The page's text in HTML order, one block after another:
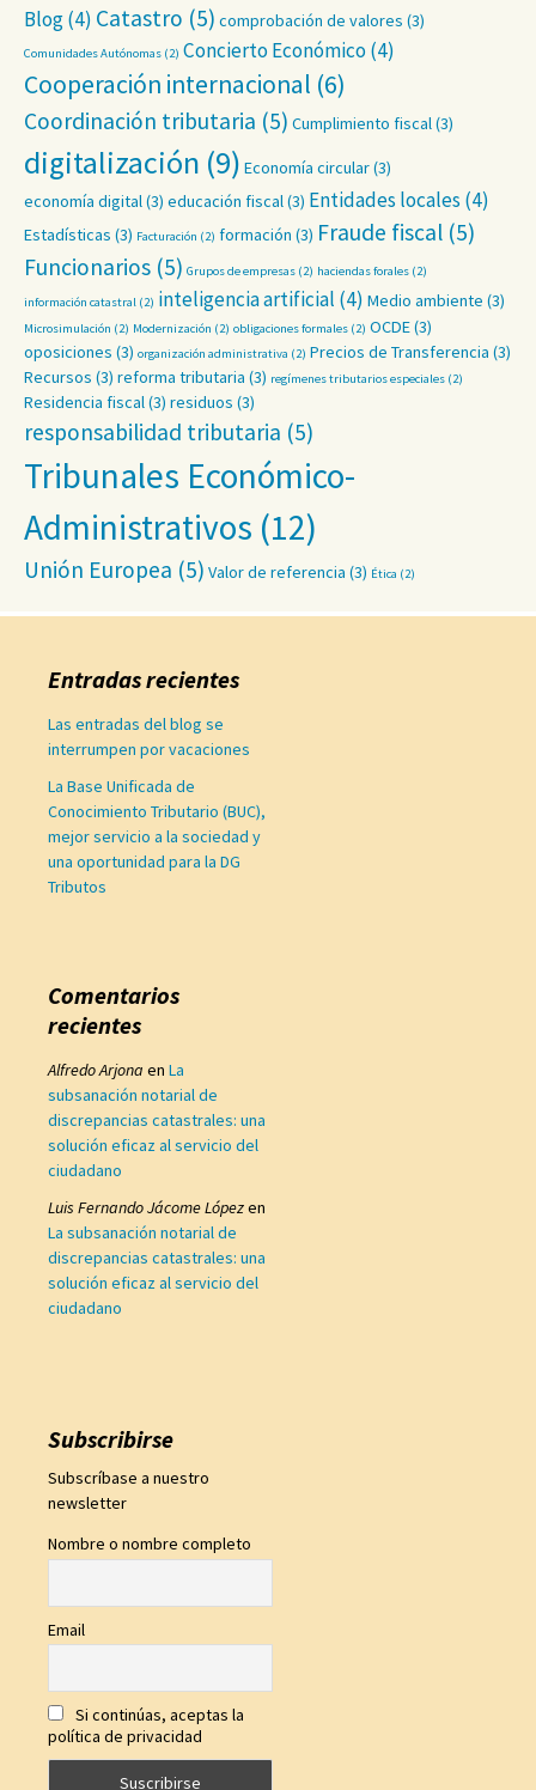
Blog(4) Catastro (5) comprobación de valores (3)
Comunidades Autónomas (2) Concierto Económico(4)
Cooperación internacional (6)
Coordinación tributaria (5) Cumplimiento fiscal(3)
digitalización (9) Economía circular(3)
economía digital(3) educación fiscal(3) Entidades locales (4)
Estadísticas (3) Facturación (2) formación (3) Fraude fiscal (5)
Funcionarios (5) Grupos de empresas (2) haciendas forales (2)
información catastral (2) inteligencia artificial (4) Medio ambiente (3)
Microsimulación (2) Modernización (2) obligaciones formales (2) OCDE(3)
oposiciones (3) organización administrativa (2) Precios de Transferencia (3)
Recursos (3) reforma tributaria (3) regímenes tributarios especiales (2)
Residencia fiscal(3) residuos (3)
responsabilidad tributaria (5)
Tribunales Económico-
Administrativos (12)
Unión Europea (5) Valor de referencia (3) Ética (2)
Entradas recientes
Las entradas del blog se
interrumpen por vacaciones
La Base Unificada de
Conocimiento Tributario (BUC),
mejor servicio a la sociedad y
una oportunidad para la DG
Tributos
Comentarios
recientes
Alfredo Arjona en La
subsanación notarial de
discrepancias catastrales: una
solución eficaz al servicio del
ciudadano
Luis Fernando Jácome Lópezen
La subsanación notarial de
discrepancias catastrales: una
solución eficaz al servicio del
ciudadano
Subscribirse
Subscríbase a nuestro
newsletter
Nombre o nombre completo
Email
Si continúas, aceptas la
política de privacidad